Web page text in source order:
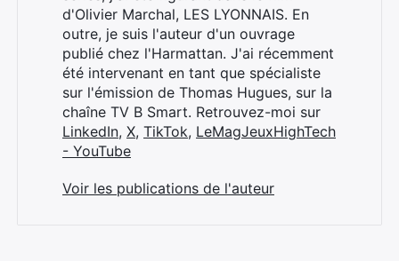
d'Olivier Marchal, LES LYONNAIS. En
outre, je suis l'auteur d'un ouvrage
publié chez l'Harmattan. J'ai récemment
été intervenant en tant que spécialiste
sur l'émission de Thomas Hugues, sur la
chaîne TV B Smart. Retrouvez-moi sur
LinkedIn, X, TikTok, LeMagJeuxHighTech
- YouTube
Voir les publications de l'auteur